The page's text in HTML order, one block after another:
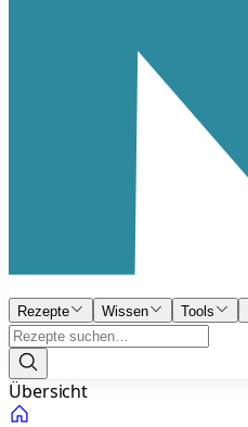
Rezepte Wissen Tools
Übersicht